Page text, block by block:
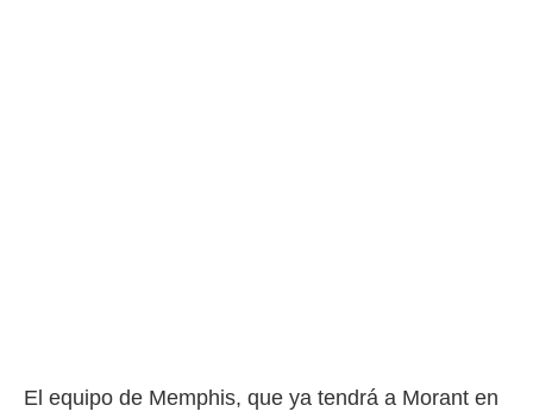
El equipo de Memphis, que ya tendrá a Morant en